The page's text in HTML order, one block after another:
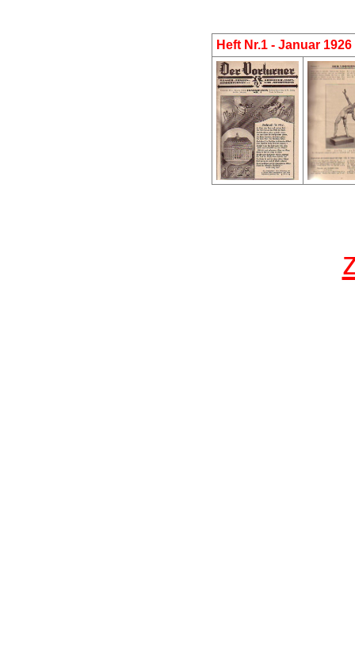
Heft Nr.1 - Januar 1926